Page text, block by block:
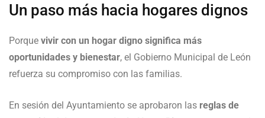
Un paso más hacia hogares dignos
Porque vivir con un hogar digno significa más
oportunidades y bienestar, el Gobierno Municipal de León
refuerza su compromiso con las familias.
En sesión del Ayuntamiento se aprobaron las reglas de